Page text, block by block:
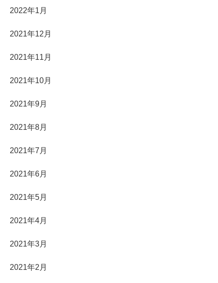
2022年1月
2021年12月
2021年11月
2021年10月
2021年9月
2021年8月
2021年7月
2021年6月
2021年5月
2021年4月
2021年3月
2021年2月